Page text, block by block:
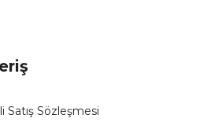
Satış Sözleşmesi